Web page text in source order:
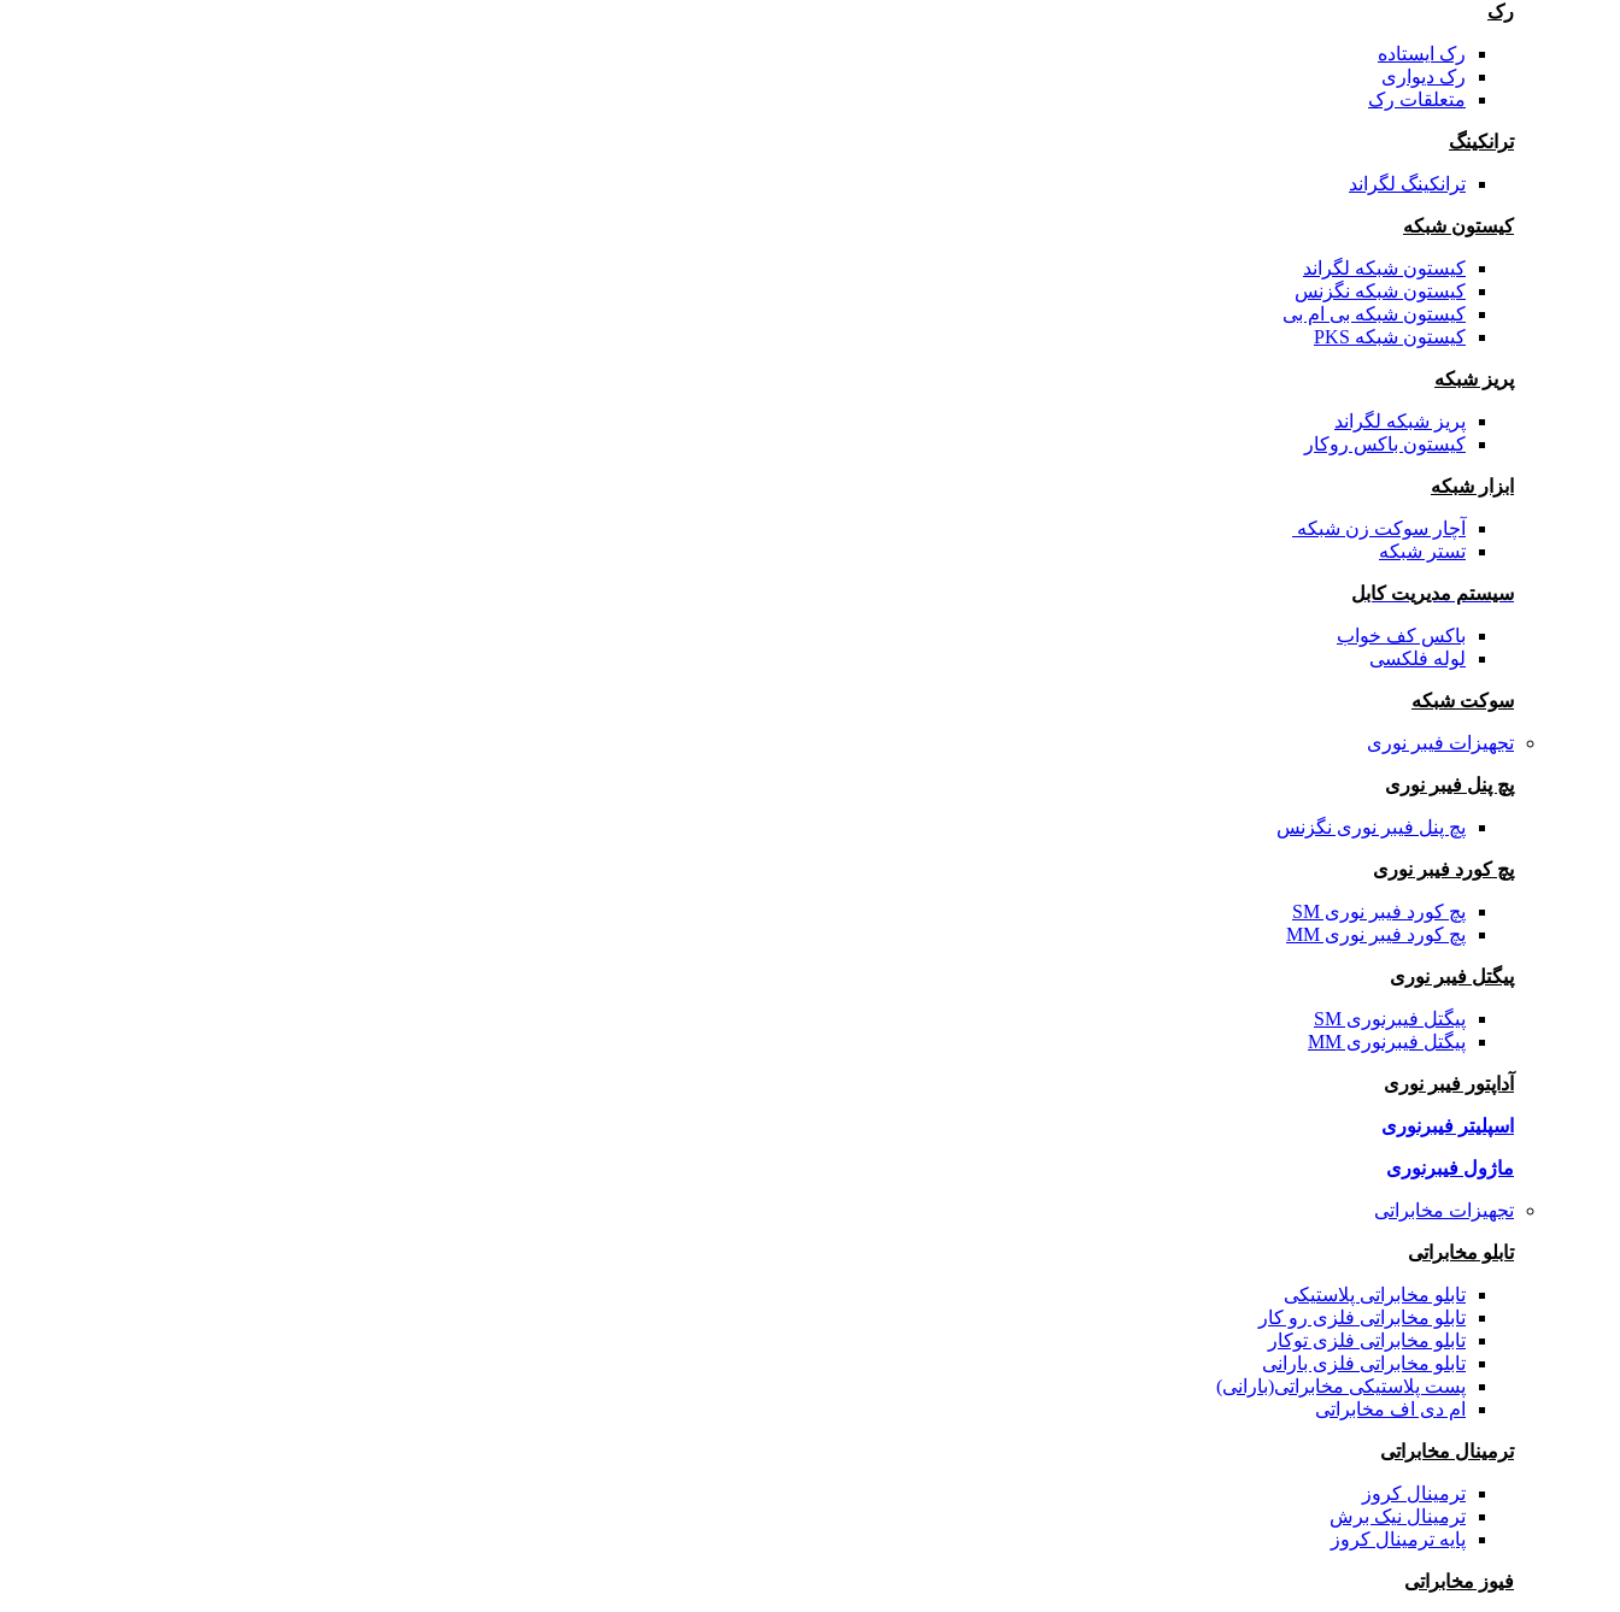
رک
رک ایستاده
رک دیواری
متعلقات رک
ترانکینگ
ترانکینگ لگراند
کیستون شبکه
کیستون شبکه لگراند
کیستون شبکه نگزنس
کیستون شبکه بی ام بی
کیستون شبکه PKS
پریز شبکه
پریز شبکه لگراند
کیستون باکس روکار
ابزار شبکه
آچار سوکت زن شبکه
تستر شبکه
سیستم مدیریت کابل
باکس کف خواب
لوله فلکسی
سوکت شبکه
تجهیزات فیبر نوری
پچ پنل فیبر نوری
پچ پنل فیبر نوری نگزنس
پچ کورد فیبر نوری
پچ کورد فیبر نوری SM
پچ کورد فیبر نوری MM
پیگتل فیبر نوری
پیگتل فیبرنوری SM
پیگتل فیبرنوری MM
آداپتور فیبر نوری
اسپلیتر فیبرنوری
ماژول فیبرنوری
تجهیزات مخابراتی
تابلو مخابراتی
تابلو مخابراتی پلاستیکی
تابلو مخابراتی فلزی رو کار
تابلو مخابراتی فلزی توکار
تابلو مخابراتی فلزی بارانی
پست پلاستیکی مخابراتی(بارانی)
ام دی اف مخابراتی
ترمینال مخابراتی
ترمینال کروز
ترمینال نیک برش
پایه ترمینال کروز
فیوز مخابراتی